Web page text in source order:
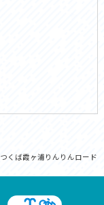
つくば霞ヶ浦りんりんロード